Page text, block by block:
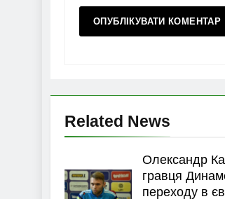
Related News
Олександр
гравця
переходу в